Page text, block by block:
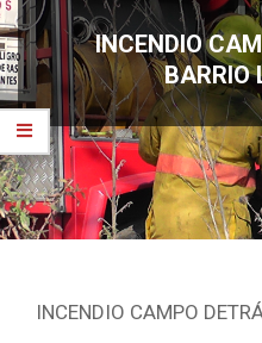
INCENDIO
BARRIO
INCENDIO CAMPO